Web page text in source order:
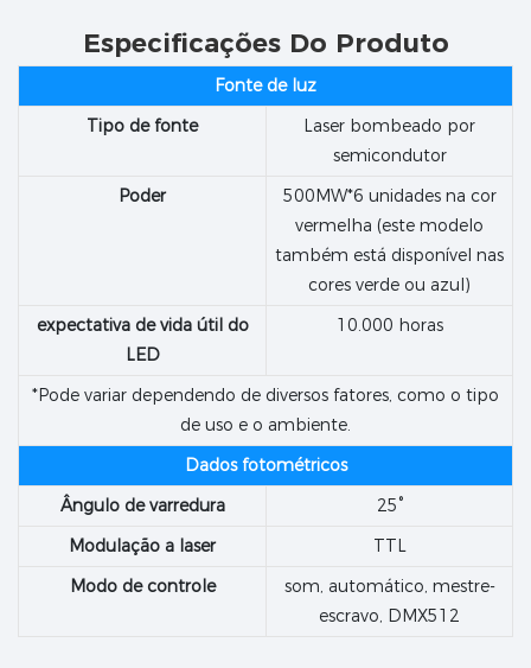
Especificações Do Produto
Fonte de luz
Tipo de fonte
Laser bombeado por
semicondutor
Poder
500MW*6 unidades na cor
vermelha (este modelo
também está disponível nas
cores verde ou azul)
expectativa de vida útil do
LED
10.000 horas
*Pode variar dependendo de diversos fatores, como o tipo
de uso e o ambiente.
Dados fotométricos
Ângulo de varredura
25°
Modulação a laser
TTL
Modo de controle
som, automático, mestre-
escravo, DMX512